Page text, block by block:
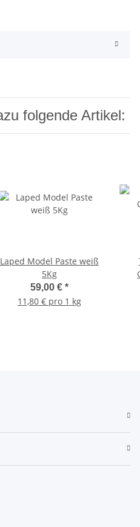
folgende Artikel:
Laped Model Paste weiß
5Kg
59,00 € *
11,80 € pro 1 kg